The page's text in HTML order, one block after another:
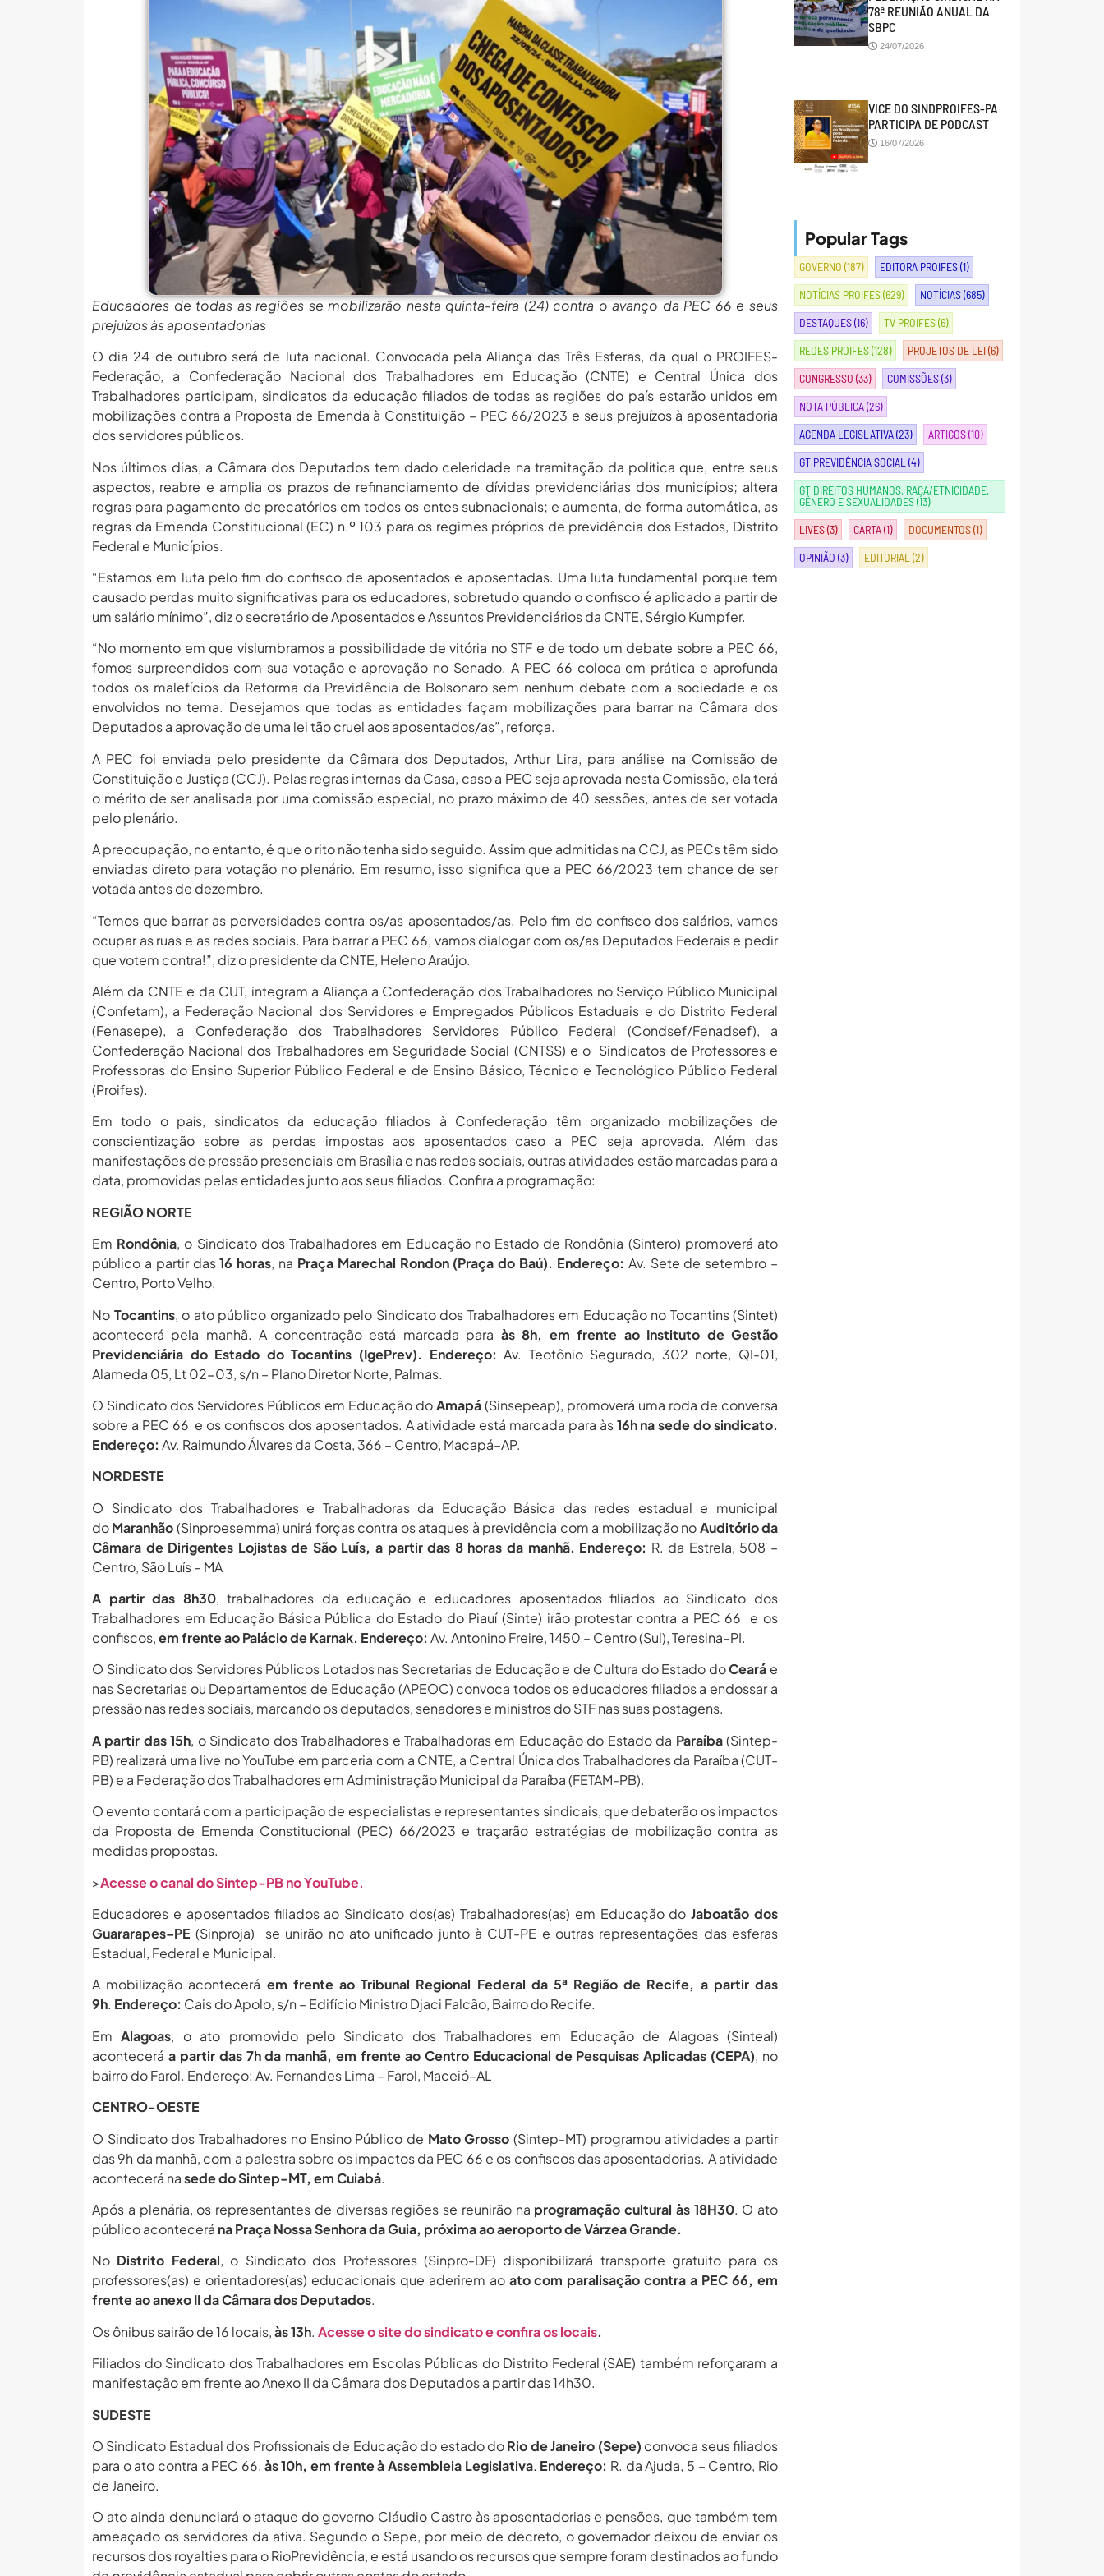
MEC Autoriza 937 Novos Cargos Em Institutos Federais... agosto 6, 2026
Balanço Da 78ª SBPC: Na Primeira Participação, PROIFES... agosto 6, 2026
6 De Agosto: Dia Nacional Dos Profissionais De... agosto 6, 2026
PROIFES Celebra Os 58 Anos Da APUB... agosto 6, 2026
MEC Autoriza 937 Novos Cargos Em Institutos Federais... agosto 6, 2026
Balanço Da 78ª SBPC: Na Primeira Participação, PROIFES... agosto 6, 2026
6 De Agosto: Dia Nacional Dos Profissionais De... agosto 6, 2026
PROIFES Celebra Os 58 Anos Da APUB... agosto 6, 2026
MEC Autoriza 937 Novos Cargos Em Institutos Federais... agosto 6, 2026
Educadores de todas as regiões se mobilizarão nesta quinta-feira (24) contra o avanço da PEC 66 e seus
prejuízos às aposentadorias
O dia 24 de outubro será de luta nacional. Convocada pela Aliança das Três Esferas, da qual o PROIFES-
Federação, a Confederação Nacional dos Trabalhadores em Educação (CNTE) e Central Única dos
Trabalhadores participam, sindicatos da educação filiados de todas as regiões do país estarão unidos em
mobilizações contra a Proposta de Emenda à Constituição – PEC 66/2023 e seus prejuízos à aposentadoria
dos servidores públicos.
Nos últimos dias, a Câmara dos Deputados tem dado celeridade na tramitação da política que, entre seus
aspectos, reabre e amplia os prazos de refinanciamento de dívidas previdenciárias dos municípios; altera
regras para pagamento de precatórios em todos os entes subnacionais; e aumenta, de forma automática, as
regras da Emenda Constitucional (EC) n.º 103 para os regimes próprios de previdência dos Estados, Distrito
Federal e Municípios.
“Estamos em luta pelo fim do confisco de aposentados e aposentadas. Uma luta fundamental porque tem
causado perdas muito significativas para os educadores, sobretudo quando o confisco é aplicado a partir de
um salário mínimo”, diz o secretário de Aposentados e Assuntos Previdenciários da CNTE, Sérgio Kumpfer.
“No momento em que vislumbramos a possibilidade de vitória no STF e de todo um debate sobre a PEC 66,
fomos surpreendidos com sua votação e aprovação no Senado. A PEC 66 coloca em prática e aprofunda
todos os malefícios da Reforma da Previdência de Bolsonaro sem nenhum debate com a sociedade e os
envolvidos no tema. Desejamos que todas as entidades façam mobilizações para barrar na Câmara dos
Deputados a aprovação de uma lei tão cruel aos aposentados/as”, reforça.
A PEC foi enviada pelo presidente da Câmara dos Deputados, Arthur Lira, para análise na Comissão de
Constituição e Justiça (CCJ). Pelas regras internas da Casa, caso a PEC seja aprovada nesta Comissão, ela terá
o mérito de ser analisada por uma comissão especial, no prazo máximo de 40 sessões, antes de ser votada
pelo plenário.
A preocupação, no entanto, é que o rito não tenha sido seguido. Assim que admitidas na CCJ, as PECs têm sido
enviadas direto para votação no plenário. Em resumo, isso significa que a PEC 66/2023 tem chance de ser
votada antes de dezembro.
“Temos que barrar as perversidades contra os/as aposentados/as. Pelo fim do confisco dos salários, vamos
ocupar as ruas e as redes sociais. Para barrar a PEC 66, vamos dialogar com os/as Deputados Federais e pedir
que votem contra!”, diz o presidente da CNTE, Heleno Araújo.
Além da CNTE e da CUT, integram a Aliança a Confederação dos Trabalhadores no Serviço Público Municipal
(Confetam), a Federação Nacional dos Servidores e Empregados Públicos Estaduais e do Distrito Federal
(Fenasepe), a Confederação dos Trabalhadores Servidores Público Federal (Condsef/Fenadsef), a
Confederação Nacional dos Trabalhadores em Seguridade Social (CNTSS) e o Sindicatos de Professores e
Professoras do Ensino Superior Público Federal e de Ensino Básico, Técnico e Tecnológico Público Federal
(Proifes).
Em todo o país, sindicatos da educação filiados à Confederação têm organizado mobilizações de
conscientização sobre as perdas impostas aos aposentados caso a PEC seja aprovada. Além das
manifestações de pressão presenciais em Brasília e nas redes sociais, outras atividades estão marcadas para a
data, promovidas pelas entidades junto aos seus filiados. Confira a programação:
REGIÃO NORTE
Em Rondônia, o Sindicato dos Trabalhadores em Educação no Estado de Rondônia (Sintero) promoverá ato
público a partir das16 horas, na Praça Marechal Rondon (Praça do Baú). Endereço: Av. Sete de setembro –
Centro, Porto Velho.
No Tocantins, o ato público organizado pelo Sindicato dos Trabalhadores em Educação no Tocantins (Sintet)
acontecerá pela manhã. A concentração está marcada para às 8h, em frente ao Instituto de Gestão
Previdenciária do Estado do Tocantins (IgePrev). Endereço: Av. Teotônio Segurado, 302 norte, QI-01,
Alameda 05, Lt 02-03, s/n – Plano Diretor Norte, Palmas.
O Sindicato dos Servidores Públicos em Educação doAmapá(Sinsepeap), promoverá uma roda de conversa
sobre a PEC 66 e os confiscos dos aposentados. A atividade está marcada para às16h na sede do sindicato.
Endereço: Av. Raimundo Álvares da Costa, 366 – Centro, Macapá–AP.
NORDESTE
O Sindicato dos Trabalhadores e Trabalhadoras da Educação Básica das redes estadual e municipal
doMaranhão(Sinproesemma) unirá forças contra os ataques à previdência com a mobilização noAuditório da
Câmara de Dirigentes Lojistas de São Luís, a partir das 8 horas da manhã. Endereço: R. da Estrela, 508 –
Centro, São Luís – MA
A partir das 8h30, trabalhadores da educação e educadores aposentados filiados ao Sindicato dos
Trabalhadores em Educação Básica Pública do Estado do Piauí (Sinte) irão protestar contra a PEC 66 e os
confiscos,em frente ao Palácio de Karnak. Endereço: Av. Antonino Freire, 1450 – Centro (Sul), Teresina–PI.
O Sindicato dos Servidores Públicos Lotados nas Secretarias de Educação e de Cultura do Estado doCeará e
nas Secretarias ou Departamentos de Educação (APEOC) convoca todos os educadores filiados a endossar a
pressão nas redes sociais, marcando os deputados, senadores e ministros do STF nas suas postagens.
A partir das 15h, o Sindicato dos Trabalhadores e Trabalhadoras em Educação do Estado da Paraíba(Sintep-
PB) realizará uma live no YouTube em parceria com a CNTE, a Central Única dos Trabalhadores da Paraíba (CUT-
PB) e a Federação dos Trabalhadores em Administração Municipal da Paraíba (FETAM-PB).
O evento contará com a participação de especialistas e representantes sindicais, que debaterão os impactos
da Proposta de Emenda Constitucional (PEC) 66/2023 e traçarão estratégias de mobilização contra as
medidas propostas.
>Acesse o canal do Sintep-PB no YouTube.
Educadores e aposentados filiados ao Sindicato dos(as) Trabalhadores(as) em Educação doJaboatão dos
Guararapes–PE (Sinproja) se unirão no ato unificado junto à CUT-PE e outras representações das esferas
Estadual, Federal e Municipal.
A mobilização acontecerá em frente ao Tribunal Regional Federal da 5ª Região de Recife, a partir das
9h. Endereço: Cais do Apolo, s/n – Edifício Ministro Djaci Falcão, Bairro do Recife.
Em Alagoas, o ato promovido pelo Sindicato dos Trabalhadores em Educação de Alagoas (Sinteal)
acontecerá a partir das 7h da manhã, em frente ao Centro Educacional de Pesquisas Aplicadas (CEPA), no
bairro do Farol. Endereço: Av. Fernandes Lima – Farol, Maceió–AL
CENTRO-OESTE
O Sindicato dos Trabalhadores no Ensino Público de Mato Grosso (Sintep-MT) programou atividades a partir
das 9h da manhã, com a palestra sobre os impactos da PEC 66 e os confiscos das aposentadorias. A atividade
acontecerá nasede do Sintep-MT, em Cuiabá.
Após a plenária, os representantes de diversas regiões se reunirão na programação cultural às 18H30. O ato
público acontecerá na Praça Nossa Senhora da Guia, próxima ao aeroporto de Várzea Grande.
No Distrito Federal, o Sindicato dos Professores (Sinpro-DF) disponibilizará transporte gratuito para os
professores(as) e orientadores(as) educacionais que aderirem aoato com paralisação contra a PEC 66, em
frente ao anexo II da Câmara dos Deputados.
Os ônibus sairão de 16 locais,às 13h. Acesse o site do sindicato e confira os locais.
Filiados do Sindicato dos Trabalhadores em Escolas Públicas do Distrito Federal (SAE) também reforçaram a
manifestação em frente ao Anexo II da Câmara dos Deputados a partir das 14h30.
SUDESTE
O Sindicato Estadual dos Profissionais de Educação do estado doRio de Janeiro (Sepe) convoca seus filiados
para o ato contra a PEC 66, às 10h, em frente à Assembleia Legislativa. Endereço: R. da Ajuda, 5 – Centro, Rio
de Janeiro.
O ato ainda denunciará o ataque do governo Cláudio Castro às aposentadorias e pensões, que também tem
ameaçado os servidores da ativa. Segundo o Sepe, por meio de decreto, o governador deixou de enviar os
recursos dos royalties para o RioPrevidência, e está usando os recursos que sempre foram destinados ao fundo
78ª REUNIÃO ANUAL DA
SBPC
24/07/2026
VICE DO SINDPROIFES-PA
PARTICIPA DE PODCAST
16/07/2026
Popular Tags
GOVERNO (187) EDITORA PROIFES(1)
NOTÍCIAS PROIFES(629) NOTÍCIAS(685)
DESTAQUES(16) TV PROIFES(6)
REDES PROIFES(128) PROJETOS DE LEI(6)
CONGRESSO (33) COMISSÕES(3)
NOTA PÚBLICA(26)
AGENDA LEGISLATIVA(23) ARTIGOS(10)
GT PREVIDÊNCIA SOCIAL (4)
GT DIREITOS HUMANOS, RAÇA/ETNICIDADE,
GÊNERO E SEXUALIDADES(13)
LIVES(3) CARTA(1) DOCUMENTOS(1)
OPINIÃO (3) EDITORIAL (2)